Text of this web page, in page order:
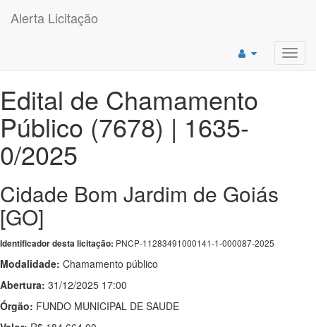
Alerta Licitação
Edital de Chamamento
Público (7678) | 1635-
0/2025
Cidade Bom Jardim de Goiás
[GO]
Identificador desta licitação: PNCP-11283491000141-1-000087-2025
Modalidade: Chamamento público
Abertura: 31/12/2025 17:00
Órgão: FUNDO MUNICIPAL DE SAUDE